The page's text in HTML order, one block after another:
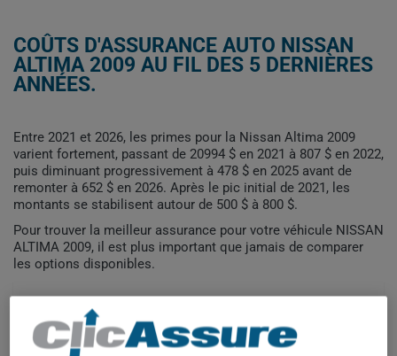
COÛTS D'ASSURANCE AUTO NISSAN
ALTIMA 2009 AU FIL DES 5 DERNIÈRES
ANNÉES.
Entre 2021 et 2026, les primes pour la Nissan Altima 2009
varient fortement, passant de 20994 $ en 2021 à 807 $ en 2022,
puis diminuant progressivement à 478 $ en 2025 avant de
remonter à 652 $ en 2026. Après le pic initial de 2021, les
montants se stabilisent autour de 500 $ à 800 $.
Pour trouver la meilleur assurance pour votre véhicule NISSAN
ALTIMA 2009, il est plus important que jamais de comparer
les options disponibles.